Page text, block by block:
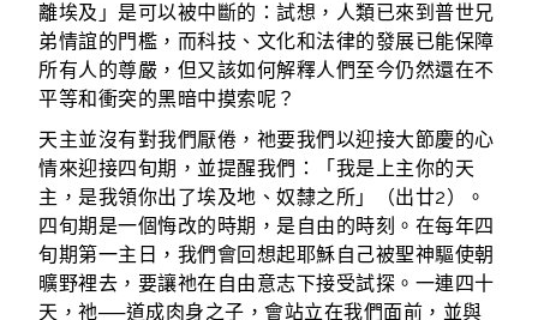
離埃及」是可以被中斷的：試想，人類已來到普世兄
弟情誼的門檻，而科技、文化和法律的發展已能保障
所有人的尊嚴，但又該如何解釋人們至今仍然還在不
平等和衝突的黑暗中摸索呢？
天主並沒有對我們厭倦，祂要我們以迎接大節慶的心
情來迎接四旬期，並提醒我們：「我是上主你的天
主，是我領你出了埃及地、奴隸之所」（出廿2）。
四旬期是一個悔改的時期，是自由的時刻。在每年四
旬期第一主日，我們會回想起耶穌自己被聖神驅使朝
曠野裡去，要讓祂在自由意志下接受試探。一連四十
天，祂──道成肉身之子，會站立在我們面前，並與